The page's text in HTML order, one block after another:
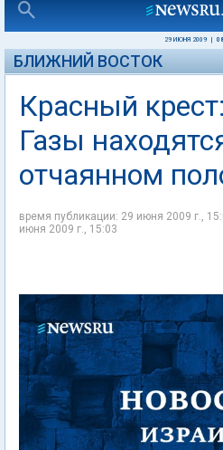
29 ИЮНЯ 2009
БЛИЖНИЙ ВОСТОК
Красный
Газы
отчаянном
время публикации: 29 июня 2009 г.,
июня 2009 г., 15:03